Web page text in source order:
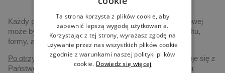
Każdy produkt prezentowany na naszej stronie internetowej
może być indywidualizowany, poczynając od jego kształtu,
formy, aż po grafikę i technologię realizacji.
Po otrzymaniu zapytania,nasz przedstawiciel skontaktuje się z
Państwem drogą elektroniczną, albo telefoniczną, w celu
Ta strona korzysta z plików cookie, aby
zapewnić lepszą wygodę użytkowania.
Korzystając z tej strony, wyrażasz zgodę na
używanie przez nas wszystkich plików cookie
zgodnie z warunkami naszej polityki plików
cookie. Dowiedz się więcej